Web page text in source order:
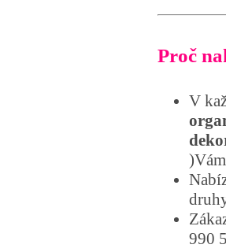
Proč
V
990